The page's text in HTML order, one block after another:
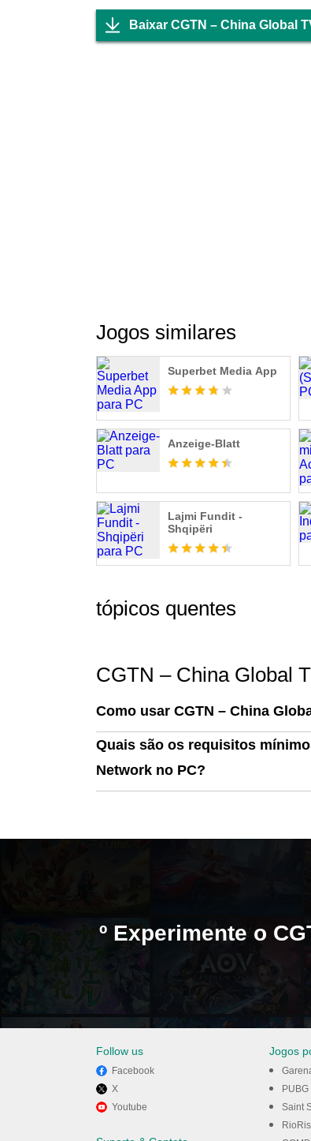
Baixar CGTN – China Global
Jogos similares
Superbet Media App
Anzeige-Blatt
Lajmi Fundit -
Shqipëri
tópicos quentes
CGTN – China Global
Como usar CGTN – China
Quais são os requisitos
Network no PC?
º Experimente o
no PC com o
Follow us
Facebook
X
Youtube
Jogos
Saint
RioRise